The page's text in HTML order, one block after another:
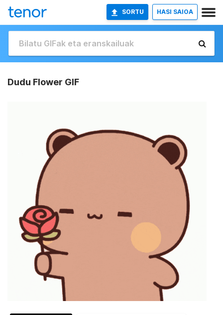
SORTU HASI SAIOA
Dudu Flower GIF